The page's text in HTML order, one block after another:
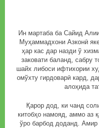
Ки ба
Ин мартаба ба Сайид
Муҳаммадхони Азконӣ
ҳар кас дар назди ў
заковати баланд, сабру
шайх либоси ифтихории
омўхту гирдоварӣ кард,
алоҳида
Қарор дод, ки чанд
китобҳо намояд, аммо аз
ўро барбод доданд. Амир